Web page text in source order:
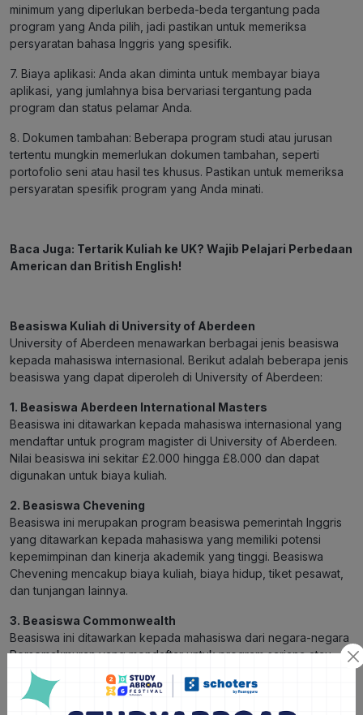
minimum yang diperlukan berbeda-beda tergantung pada
program yang Anda pilih, jadi pastikan untuk memeriksa
persyaratan bahasa Inggris yang spesifik.
7. Biaya aplikasi: Anda akan diminta untuk membayar biaya
aplikasi, yang jumlahnya bisa bervariasi tergantung pada
program dan status pelamar Anda.
8. Dokumen tambahan: Beberapa program studi atau jurusan
tertentu mungkin memerlukan dokumen tambahan, seperti
portofolio seni atau hasil tes khusus. Pastikan untuk memeriksa
persyaratan spesifik program yang Anda minati.
Baca Juga: Tertarik Kuliah ke UK? Wajib Pelajari Perbedaan
American dan British English!
Beasiswa Kuliah di University of Aberdeen
University of Aberdeen menawarkan berbagai jenis beasiswa
kepada mahasiswa internasional. Berikut adalah beberapa jenis
beasiswa yang dapat diperoleh di University of Aberdeen:
1. Beasiswa Aberdeen International Masters
Beasiswa ini ditawarkan kepada mahasiswa internasional yang
mendaftar untuk program magister di University of Aberdeen.
Nilai beasiswa ini sekitar £2.000 hingga £8.000 dan dapat
digunakan untuk biaya kuliah.
2. Beasiswa Chevening
Beasiswa ini merupakan program beasiswa pemerintah Inggris
yang ditawarkan kepada mahasiswa yang memiliki potensi
kepemimpinan dan kinerja akademik yang tinggi. Beasiswa
Chevening mencakup biaya kuliah, biaya hidup, tiket pesawat,
dan tunjangan lainnya.
3. Beasiswa Commonwealth
Beasiswa ini ditawarkan kepada mahasiswa dari negara-negara
Persemakmuran yang mendaftar untuk program sarjana atau
pascasarjana di University of Aberdeen. Beasiswa ini mencakup
biaya kuliah, biaya hidup, dan tiket pesawat.